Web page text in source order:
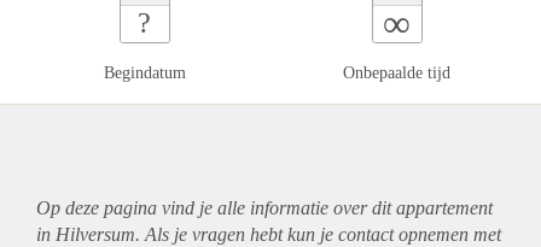
?
Begindatum
∞
Onbepaalde tijd
Op deze pagina vind je alle informatie over ditappartement
in Hilversum. Als je vragen hebt kun je contact opnemen met